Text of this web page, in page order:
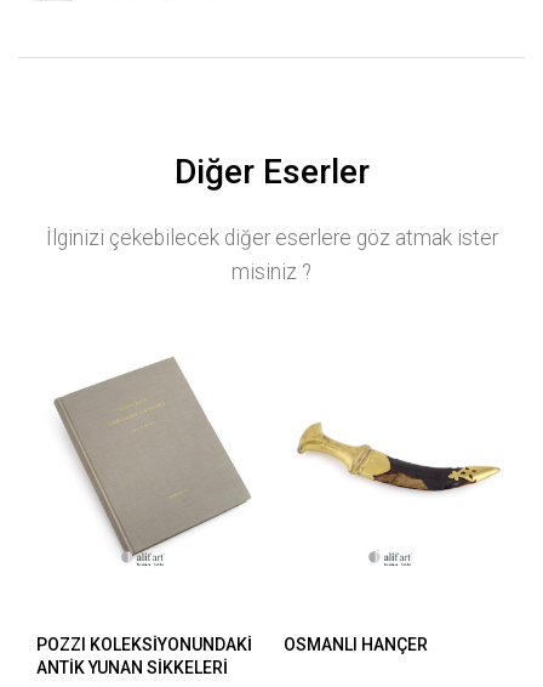
Diğer Eserler
İlginizi çekebilecek diğer eserlere göz atmak ister
misiniz ?
POZZI KOLEKSİYONUNDAKİ
ANTİK YUNAN SİKKELERİ
OSMANLI HANÇER